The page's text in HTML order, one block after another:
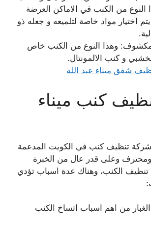
النوع من الكنب في الاماكن العرضة
يتم اختيار مواد خاصة لتلميعه و جعله ذو
وهذا النوع من الكنب خاص
و كنب الالمونتال.
شقق ميناء عبد الله
كنب ميناء
تنظيف كنب في الكويت المدعمة
ومحترف وعلى قدر عال من الخبرة
تنظيف الكنب، وهناك عدة اسباب تؤدي
و الغبار من اهم اسباب اتساخ الكنب